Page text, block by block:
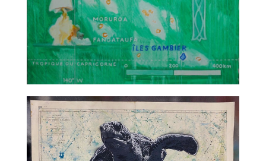
TALC02-14 – Titouan Lamazou